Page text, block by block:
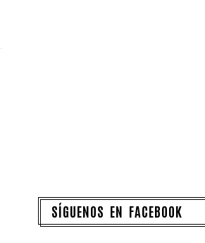
SÍGUENOS EN FACEBOOK